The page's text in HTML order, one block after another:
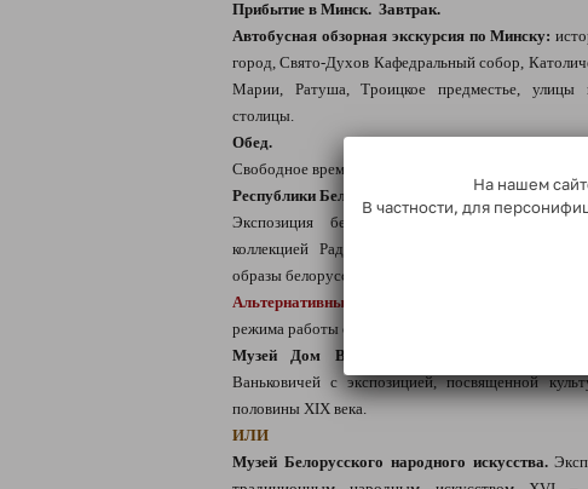
Прибытие в Минск. Завтрак.
Автобусная обзорная экскурсия по Минску:
город, Свято-Духов Кафедральный собор,
Марии, Ратуша, Троицкое предместье, улицы
столицы.
Обед.
Свободное время
Республики Беларусь
(за доп. плату)*:
Экспозиция белорусского и зарубежного
коллекцией Радзивиллов. Здесь хранятся
образы белорусского народа!
Альтернативные варианты
(на усмотрение
режима работы отделений музея в Новогодние
Музей Дом Ваньковичей.
Ваньковичей с экспозицией, посвященной
половины XIX века.
ИЛИ
Музей Белорусского народного искусства.
На нашем
В частности, для